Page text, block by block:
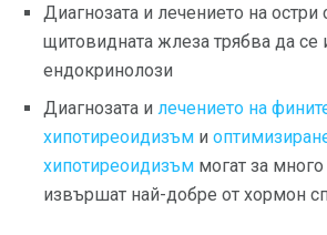
Диагнозата и лечението на остри
щитовидната жлеза трябва да се
ендокринолози
Диагнозата и лечението на
хипотиреоидизъм и
хипотиреоидизъм могат за
извършат най-добре от хормон